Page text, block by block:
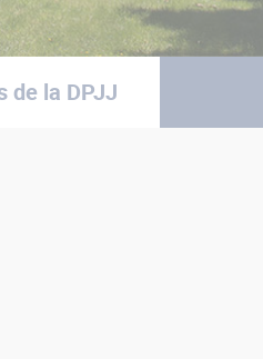
de la DPJJ